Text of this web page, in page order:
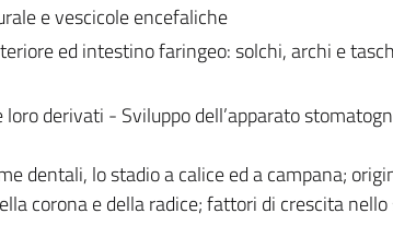
e vescicole encefaliche
ed intestino faringeo: solchi, archi e
derivati - Sviluppo dell’apparato
dentali, lo stadio a calice ed a campana;
corona e della radice; fattori di crescita